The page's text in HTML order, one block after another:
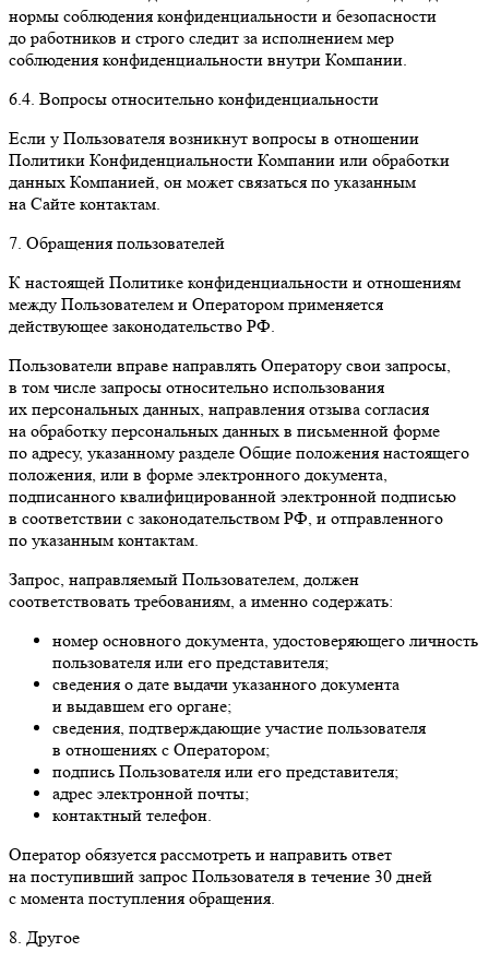
нормы соблюдения конфиденциальности и безопасности
до работников и строго следит за исполнением мер
соблюдения конфиденциальности внутри Компании.
6.4. Вопросы относительно конфиденциальности
Если у Пользователя возникнут вопросы в отношении
Политики Конфиденциальности Компании или обработки
данных Компанией, он может связаться по указанным
на Сайте контактам.
7. Обращения пользователей
К настоящей Политике конфиденциальности и отношениям
между Пользователем и Оператором применяется
действующее законодательство РФ.
Пользователи вправе направлять Оператору свои запросы,
в том числе запросы относительно использования
их персональных данных, направления отзыва согласия
на обработку персональных данных в письменной форме
по адресу, указанному разделе Общие положения настоящего
положения, или в форме электронного документа,
подписанного квалифицированной электронной подписью
в соответствии с законодательством РФ, и отправленного
по указанным контактам.
Запрос, направляемый Пользователем, должен
соответствовать требованиям, а именно содержать:
номер основного документа, удостоверяющего личность
пользователя или его представителя;
сведения о дате выдачи указанного документа
и выдавшем его органе;
сведения, подтверждающие участие пользователя
в отношениях с Оператором;
подпись Пользователя или его представителя;
адрес электронной почты;
контактный телефон.
Оператор обязуется рассмотреть и направить ответ
на поступивший запрос Пользователя в течение 30 дней
с момента поступления обращения.
8. Другое